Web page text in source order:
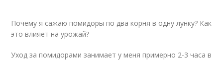
Почему я сажаю помидоры по два корня в одну лунку? Как
это влияет на урожай?
Уход за помидорами занимает у меня примерно 2-3 часа в